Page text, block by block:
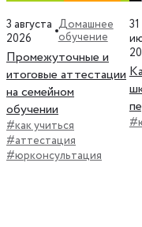
3 августа
2026
Домашнее
обучение
Промежуточные и
итоговые аттестации
на семейном
обучении
#как учиться
#аттестация
#юрконсультация
31